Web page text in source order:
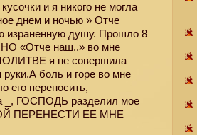
и я никого не могла
днем и ночью » Отче
душу. Прошло 8
НО «Отче наш..» во мне
я не совершила
боль и горе во мне
его переносить,
_, ГОСПОДЬ разделил мое
ПЕРЕНЕСТИ ЕЕ МНЕ